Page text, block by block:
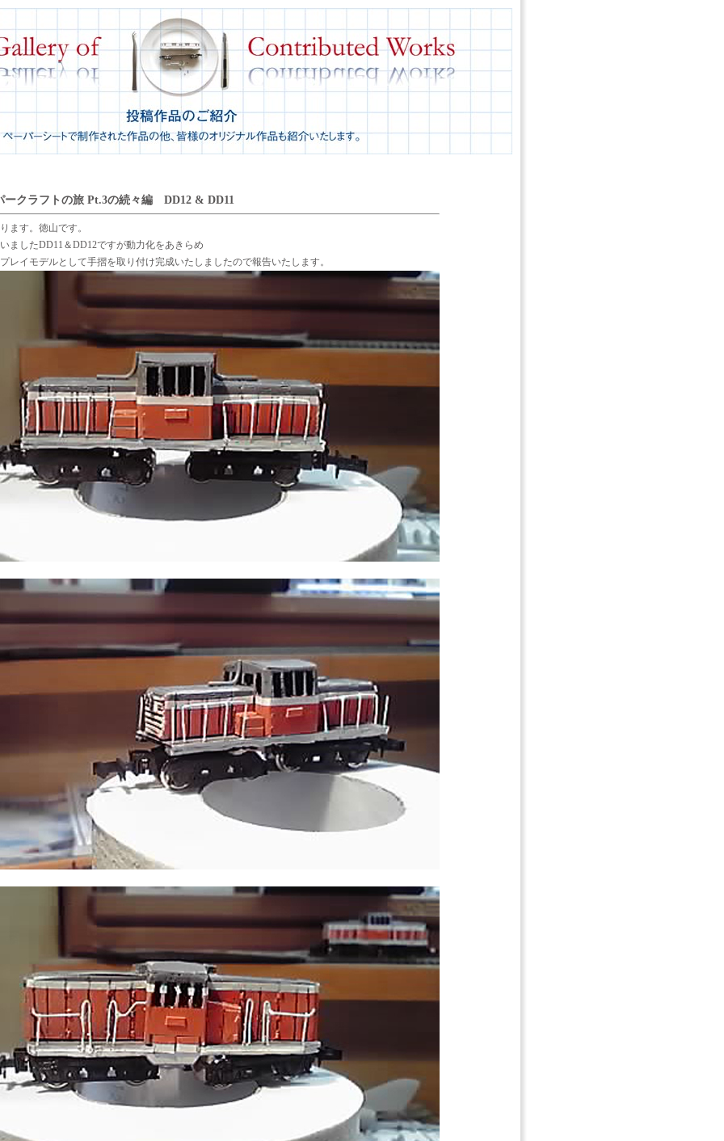
ークラフトの旅 Pt.3の続々編 DD12 & DD11
ます。徳山です。
ましたDD11＆DD12ですが動力化をあきらめ
レイモデルとして手摺を取り付け完成いたしましたので報告いたします。